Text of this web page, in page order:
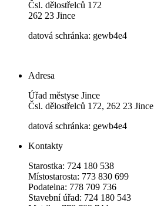
Čsl. dělostřelců 172
262 23 Jince
datová schránka: gewb4e4
Adresa
Úřad městyse Jince
Čsl. dělostřelců 172, 262 23 Jince
datová schránka: gewb4e4
Kontakty
Starostka: 724 180 538
Místostarosta: 773 830 699
Podatelna: 778 709 736
Stavební úřad: 724 180 543